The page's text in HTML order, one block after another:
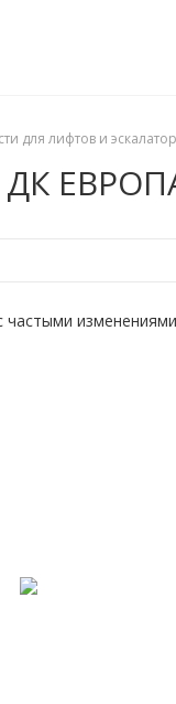
для лифтов и